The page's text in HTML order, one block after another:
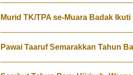
Murid TK/TPA se-Muara Badak
Pawai Taaruf Semarakkan Tahun